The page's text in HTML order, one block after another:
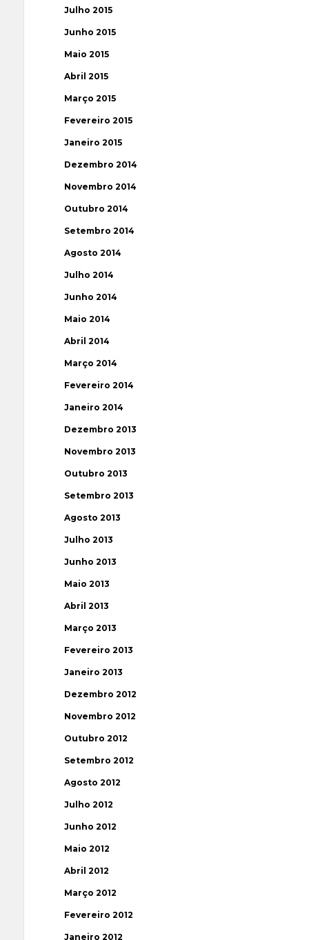
Julho 2015
Junho 2015
Maio 2015
Abril 2015
Março 2015
Fevereiro 2015
Janeiro 2015
Dezembro 2014
Novembro 2014
Outubro 2014
Setembro 2014
Agosto 2014
Julho 2014
Junho 2014
Maio 2014
Abril 2014
Março 2014
Fevereiro 2014
Janeiro 2014
Dezembro 2013
Novembro 2013
Outubro 2013
Setembro 2013
Agosto 2013
Julho 2013
Junho 2013
Maio 2013
Abril 2013
Março 2013
Fevereiro 2013
Janeiro 2013
Dezembro 2012
Novembro 2012
Outubro 2012
Setembro 2012
Agosto 2012
Julho 2012
Junho 2012
Maio 2012
Abril 2012
Março 2012
Fevereiro 2012
Janeiro 2012